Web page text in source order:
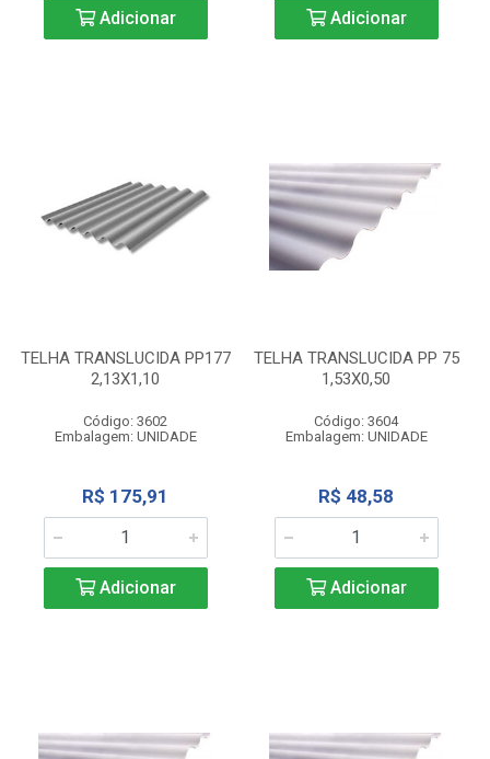
Adicionar Adicionar
TELHA TRANSLUCIDA PP177
2,13X1,10
Código: 3602
Embalagem: UNIDADE
R$ 175,91
Adicionar
TELHA TRANSLUCIDA PP 75
1,53X0,50
Código: 3604
Embalagem: UNIDADE
R$ 48,58
Adicionar